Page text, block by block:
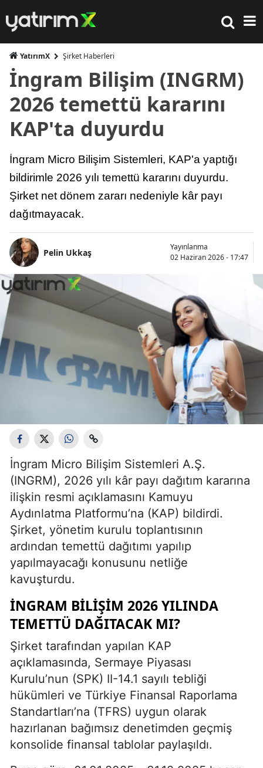
YatırımX Şirket Haberleri
İngram Bilişim (INGRM)
2026 temettü kararını
KAP'ta duyurdu
İngram Micro Bilişim Sistemleri, KAP'a yaptığı
bildirimle 2026 yılı temettü kararını duyurdu.
Şirket net dönem zararı nedeniyle kâr payı
dağıtmayacak.
Pelin Ukkaş
Yayınlanma
02 Haziran 2026 - 17:47
İngram Micro Bilişim Sistemleri A.Ş.
(INGRM), 2026 yılı kâr payı dağıtım kararına
ilişkin resmi açıklamasını Kamuyu
Aydınlatma Platformu’na (KAP) bildirdi.
Şirket, yönetim kurulu toplantısının
ardından temettü dağıtımı yapılıp
yapılmayacağı konusunu netliğe
kavuşturdu.
İNGRAM BILIŞIM 2026 YILINDA
TEMETTÜ DAĞITACAK MI?
Şirket tarafından yapılan KAP
açıklamasında, Sermaye Piyasası
Kurulu’nun (SPK) II-14.1 sayılı tebliği
hükümleri ve Türkiye Finansal Raporlama
Standartları’na (TFRS) uygun olarak
hazırlanan bağımsız denetimden geçmiş
konsolide finansal tablolar paylaşıldı.